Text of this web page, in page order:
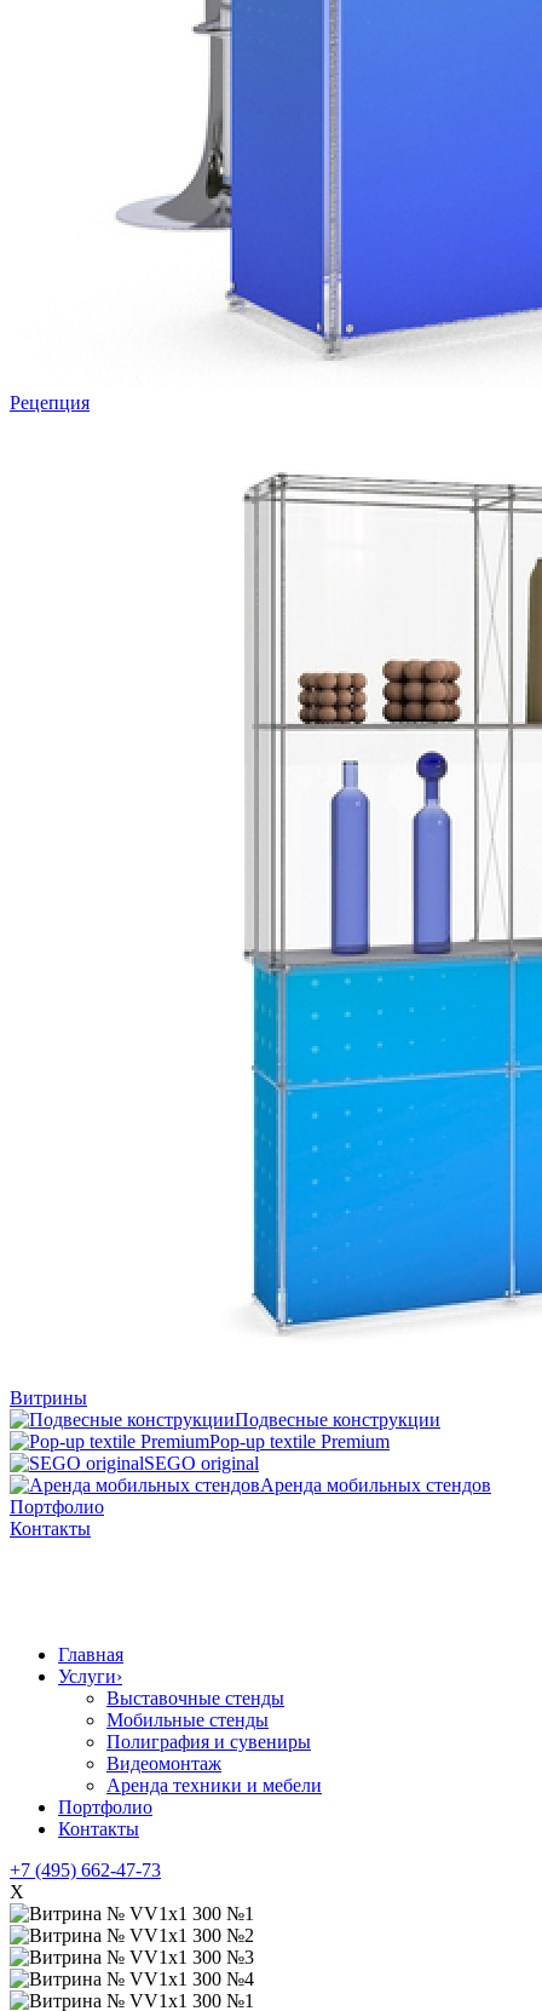
Рецепция
Витрины
Подвесные конструкции
Pop-up textile Premium
SEGO original
Аренда мобильных стендов
Портфолио
Контакты
Главная
Услуги›
Выставочные стенды
Мобильные стенды
Полиграфия и сувениры
Видеомонтаж
Аренда техники и мебели
Портфолио
Контакты
+7 (495) 662-47-73
X